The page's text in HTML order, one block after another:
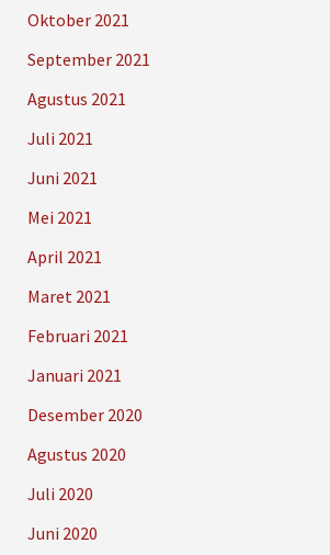
Oktober 2021
September 2021
Agustus 2021
Juli 2021
Juni 2021
Mei 2021
April 2021
Maret 2021
Februari 2021
Januari 2021
Desember 2020
Agustus 2020
Juli 2020
Juni 2020